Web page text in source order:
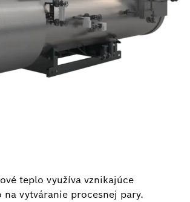
teplo využíva vznikajúce
na vytváranie procesnej pary.